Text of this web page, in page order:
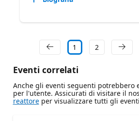
1 2
Eventi correlati
Anche gli eventi seguenti potrebbero
per l'utente. Assicurati di visitare il
reattoreper visualizzare tutti gli